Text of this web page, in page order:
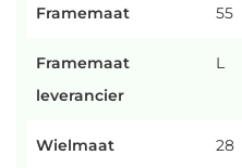
Framemaat 55
Framemaat
leverancier
L
Wielmaat 28